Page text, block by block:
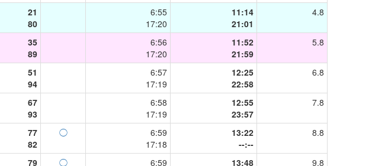
21
80
6:55
17:20
11:14
21:01
4.8
35
89
6:56
17:20
11:52
21:59
5.8
51
94
6:57
17:19
12:25
22:58
6.8
67
93
6:58
17:19
12:55
23:57
7.8
77
82
◯
6:59
17:18
13:22
--:--
8.8
79
◯
6:59
13:48
9.8